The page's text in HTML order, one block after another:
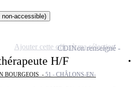
non-accessible)
H/F
BOURGEOIS - 51 - CHÂLONS-EN-
CDINon renseigné
Ajouter cette offre à ma sélection